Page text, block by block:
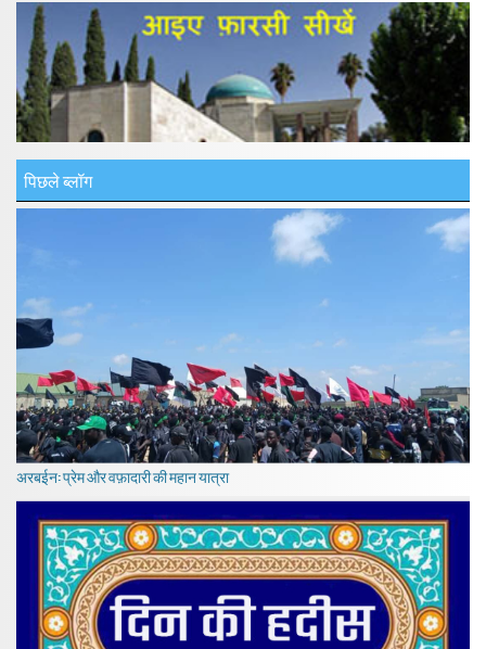
पिछले ब्लॉग
अरबईन: प्रेम और वफ़ादारी की महान यात्रा